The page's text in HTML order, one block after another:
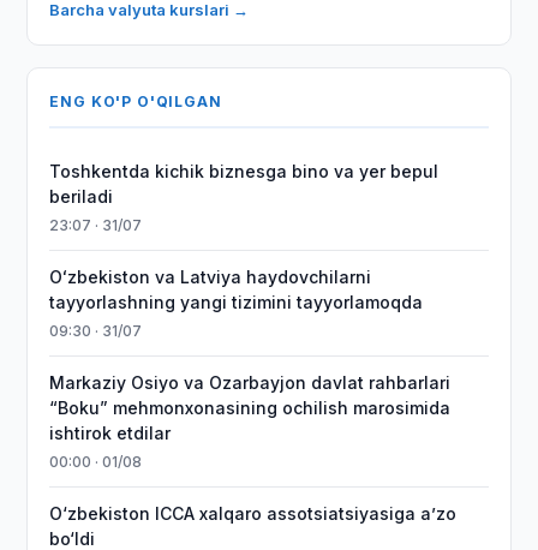
Barcha valyuta kurslari →
ENG KO'P O'QILGAN
Toshkentda kichik biznesga bino va yer bepul
beriladi
23:07 · 31/07
Oʻzbekiston va Latviya haydovchilarni
tayyorlashning yangi tizimini tayyorlamoqda
09:30 · 31/07
Markaziy Osiyo va Ozarbayjon davlat rahbarlari
“Boku” mehmonxonasining ochilish marosimida
ishtirok etdilar
00:00 · 01/08
O‘zbekiston ICCA xalqaro assotsiatsiyasiga aʼzo
bo‘ldi